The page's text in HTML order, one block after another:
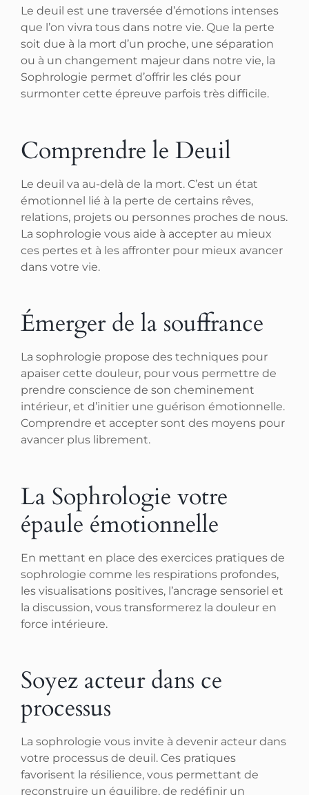
Le deuil est une traversée d’émotions intenses
que l’on vivra tous dans notre vie. Que la perte
soit due à la mort d’un proche, une séparation
ou à un changement majeur dans notre vie, la
Sophrologie permet d’offrir les clés pour
surmonter cette épreuve parfois très difficile.
Comprendre le Deuil
Le deuil va au-delà de la mort. C’est un état
émotionnel lié à la perte de certains rêves,
relations, projets ou personnes proches de nous.
La sophrologie vous aide à accepter au mieux
ces pertes et à les affronter pour mieux avancer
dans votre vie.
Émerger de la souffrance
La sophrologie propose des techniques pour
apaiser cette douleur, pour vous permettre de
prendre conscience de son cheminement
intérieur, et d’initier une guérison émotionnelle.
Comprendre et accepter sont des moyens pour
avancer plus librement.
La Sophrologie votre
épaule émotionnelle
En mettant en place des exercices pratiques de
sophrologie comme les respirations profondes,
les visualisations positives, l’ancrage sensoriel et
la discussion, vous transformerez la douleur en
force intérieure.
Soyez acteur dans ce
processus
La sophrologie vous invite à devenir acteur dans
votre processus de deuil. Ces pratiques
favorisent la résilience, vous permettant de
reconstruire un équilibre, de redéfinir un